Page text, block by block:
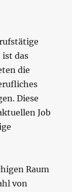
das
die
Diese
Job
Raum
von